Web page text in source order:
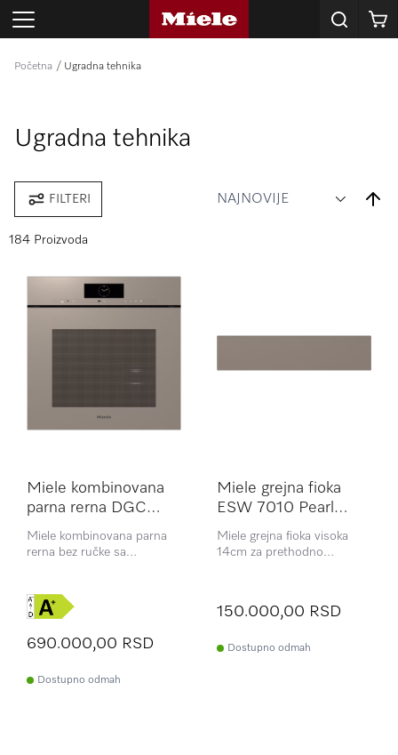
Korpa
Početna Ugradna tehnika
Ugradna tehnika
184 Proizvoda
Set
Miele kombinovana
parna rerna DGC
beige
Miele kombinovana parna
rerna bez ručke sa
690.000,00 RSD
Dostupno odmah
Miele grejna fioka
ESW 7010 Pearl
Miele grejna fioka visoka
14cm za prethodno
temperaturi
150.000,00 RSD
Dostupno odmah
FILTERI